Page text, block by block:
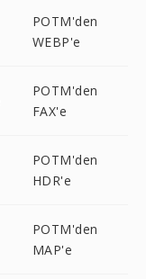
POTM'den
WEBP'e
POTM'den
FAX'e
POTM'den
HDR'e
POTM'den
MAP'e